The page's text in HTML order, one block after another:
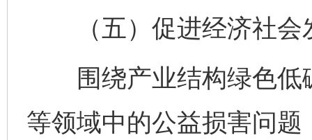
（五）促进经济社会
围绕产业结构绿色低
等领域中的公益损害问